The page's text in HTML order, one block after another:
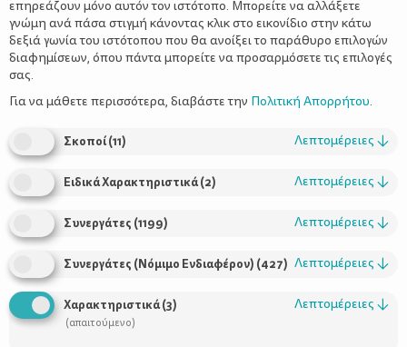
20 Νοεμβρίου - Παγκόσμια Ημέρα
Παιδιού και το σημαντικό της νόημα
Χρήσιμοι Σύνδεσμοι
επηρεάζουν μόνο αυτόν τον ιστότοπο. Μπορείτε να αλλάξετε
γνώμη ανά πάσα στιγμή κάνοντας κλικ στο εικονίδιο στην κάτω
δεξιά γωνία του ιστότοπου που θα ανοίξει το παράθυρο επιλογών
διαφημίσεων, όπου πάντα μπορείτε να προσαρμόσετε τις επιλογές
σας.
Για να μάθετε περισσότερα, διαβάστε την Πολιτική Απορρήτου.
Σκοποί(11) Λεπτομέρειες ↓
Ειδικά Χαρακτηριστικά(2) Λεπτομέρειες ↓
Συνεργάτες (1199) Λεπτομέρειες ↓
Συνεργάτες (Νόμιμο Ενδιαφέρον) (427) Λεπτομέρειες ↓
Χαρακτηριστικά(3)
(απαιτούμενο)
Λεπτομέρειες ↓